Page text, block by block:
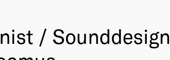
/ Sounddesign